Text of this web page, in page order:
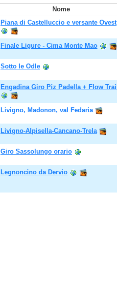
Nome
Piana di Castelluccio e versante Ovest
Finale Ligure - Cima Monte Mao
Sotto le Odle
Engadina Giro Piz Padella + Flow Trail
Livigno, Madonon, val Fedaria
Livigno-Alpisella-Cancano-Trela
Giro Sassolungo orario
Legnoncino da Dervio